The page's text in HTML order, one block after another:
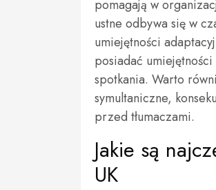
pomagają w
ustne odbywa się w
umiejętności
posiadać
spotkania. Warto
symultaniczne,
przed tłumaczami.
Jakie są
UK